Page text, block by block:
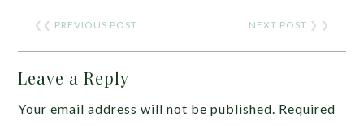
❮❮ PREVIOUS POST NEXT POST ❯ ❯
Leave a Reply
Your email address will not be published. Required